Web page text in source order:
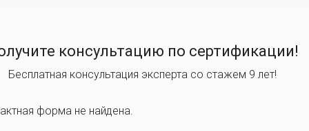
консультацию по сертификации!
Бесплатная консультация эксперта со стажем 9 лет!
форма не найдена.